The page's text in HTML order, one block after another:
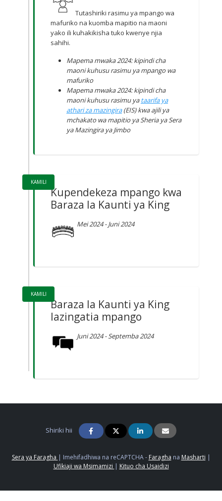
Tutashiriki rasimu ya mpango wa
mafuriko na kuomba mapitio na maoni
yako ili kuhakikisha tuko kwenye njia
sahihi.
Mapema mwaka 2024: kipindi cha
maoni kuhusu rasimu ya mpango wa
mafuriko
Mapema mwaka 2024: kipindi cha
maoni kuhusu rasimu yataarifa ya
athari za mazingira(EIS) kwa ajili ya
mchakato wa mapitio ya Sheria ya Sera
ya Mazingira ya Jimbo
KAMILI
Kupendekeza mpango kwa
Baraza la Kaunti ya King
Mei 2024 - Juni 2024
KAMILI
Baraza la Kaunti ya King
lazingatia mpango
Juni 2024 - Septemba 2024
Shiriki hii
Sera ya Faragha | Imehifadhiwa na reCAPTCHA - Faragha na Masharti |
Ufikiaji wa Msimamizi | Kituo cha Usaidizi